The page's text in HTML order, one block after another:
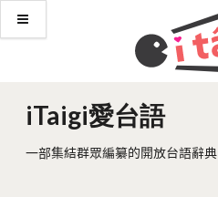
iTaigi愛台語
一部集結群眾編纂的開放台語辭典